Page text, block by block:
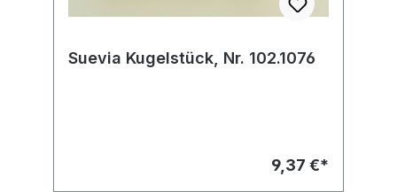
Suevia Kugelstück, Nr. 102.1076
9,37 €*